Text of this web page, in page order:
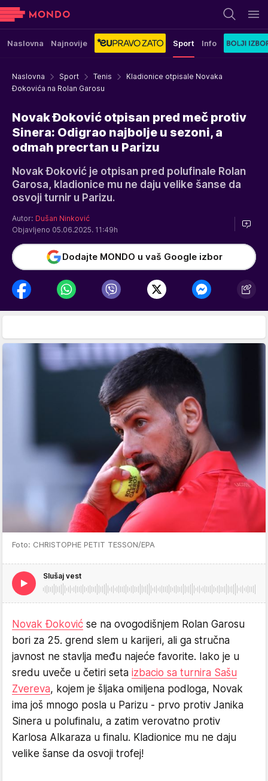
Naslovna Najnovije Sport Info
Naslovna Sport Tenis
Kladionice otpisale Novaka
Đokovića na Rolan Garosu
Novak Đoković otpisan pred meč protiv
Sinera: Odigrao najbolje u sezoni, a
odmah precrtan u Parizu
Novak Đoković je otpisan pred polufinale Rolan
Garosa, kladionice mu ne daju velike šanse da
osvoji turnir u Parizu.
Autor: Dušan Ninković
Objavljeno 05.06.2025. 11:49h
Dodajte MONDO u vaš Google izbor
Foto: CHRISTOPHE PETIT TESSON/EPA
Slušaj vest
Novak Đoković se na ovogodišnjem Rolan Garosu
bori za 25. grend slem u karijeri, ali ga stručna
javnost ne stavlja među najeće favorite. Iako je u
sredu uveče u četiri seta izbacio sa turnira Sašu
Zvereva, kojem je šljaka omiljena podloga, Novak
ima još mnogo posla u Parizu - prvo protiv Janika
Sinera u polufinalu, a zatim verovatno protiv
Karlosa Alkaraza u finalu. Kladionice mu ne daju
velike šanse da osvoji trofej!